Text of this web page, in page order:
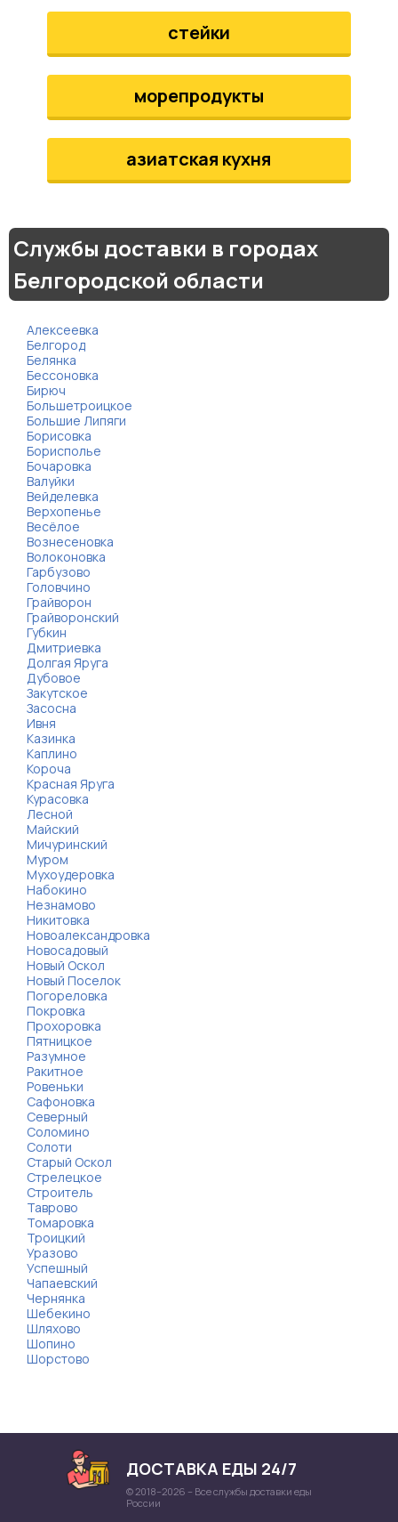
стейки
морепродукты
азиатская кухня
Службы доставки в городах
Белгородской области
Алексеевка
Белгород
Белянка
Бессоновка
Бирюч
Большетроицкое
Большие Липяги
Борисовка
Борисполье
Бочаровка
Валуйки
Вейделевка
Верхопенье
Весёлое
Вознесеновка
Волоконовка
Гарбузово
Головчино
Грайворон
Грайворонский
Губкин
Дмитриевка
Долгая Яруга
Дубовое
Закутское
Засосна
Ивня
Казинка
Каплино
Короча
Красная Яруга
Курасовка
Лесной
Майский
Мичуринский
Муром
Мухоудеровка
Набокино
Незнамово
Никитовка
Новоалександровка
Новосадовый
Новый Оскол
Новый Поселок
Погореловка
Покровка
Прохоровка
Пятницкое
Разумное
Ракитное
Ровеньки
Сафоновка
Северный
Соломино
Солоти
Старый Оскол
Стрелецкое
Строитель
Таврово
Томаровка
Троицкий
Уразово
Успешный
Чапаевский
Чернянка
Шебекино
Шляхово
Шопино
Шорстово
ДОСТАВКА ЕДЫ 24/7
© 2018–2026 – Все службы доставки еды
России